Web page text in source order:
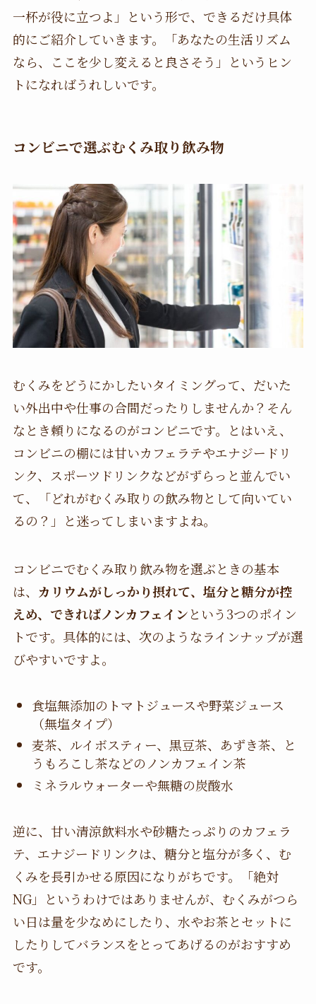
一杯が役に立つよ」という形で、できるだけ具体
的にご紹介していきます。「あなたの生活リズム
なら、ここを少し変えると良さそう」というヒン
トになればうれしいです。
コンビニで選ぶむくみ取り飲み物
むくみをどうにかしたいタイミングって、だいた
い外出中や仕事の合間だったりしませんか？そん
なとき頼りになるのがコンビニです。とはいえ、
コンビニの棚には甘いカフェラテやエナジードリ
ンク、スポーツドリンクなどがずらっと並んでい
て、「どれがむくみ取りの飲み物として向いてい
るの？」と迷ってしまいますよね。
コンビニでむくみ取り飲み物を選ぶときの基本
は、 カリウムがしっかり摂れて、塩分と糖分が控
えめ、できればノンカフェインという3つのポイン
トです。具体的には、次のようなラインナップが選
びやすいですよ。
食塩無添加のトマトジュースや野菜ジュース
（無塩タイプ）
麦茶、ルイボスティー、黒豆茶、あずき茶、と
うもろこし茶などのノンカフェイン茶
ミネラルウォーターや無糖の炭酸水
逆に、甘い清涼飲料水や砂糖たっぷりのカフェラ
テ、エナジードリンクは、糖分と塩分が多く、む
くみを長引かせる原因になりがちです。「絶対
NG」というわけではありませんが、むくみがつら
い日は量を少なめにしたり、水やお茶とセットに
したりしてバランスをとってあげるのがおすすめ
です。